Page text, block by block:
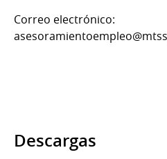
Correo electrónico:
Descargas